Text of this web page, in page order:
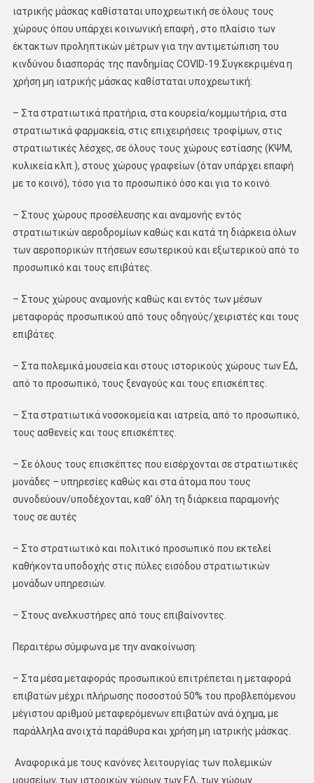
ιατρικής μάσκας καθίσταται υποχρεωτική σε όλους τους
χώρους όπου υπάρχει κοινωνική επαφή , στο πλαίσιο των
έκτακτων προληπτικών μέτρων για την αντιμετώπιση του
κινδύνου διασποράς της πανδημίας COVID-19.Συγκεκριμένα η
χρήση μη ιατρικής μάσκας καθίσταται υποχρεωτική:
– Στα στρατιωτικά πρατήρια, στα κουρεία/κομμωτήρια, στα
στρατιωτικά φαρμακεία, στις επιχειρήσεις τροφίμων, στις
στρατιωτικές λέσχες, σε όλους τους χώρους εστίασης (ΚΨΜ,
κυλικεία κλπ.), στους χώρους γραφείων (όταν υπάρχει επαφή
με το κοινό), τόσο για το προσωπικό όσο και για το κοινό.
– Στους χώρους προσέλευσης και αναμονής εντός
στρατιωτικών αεροδρομίων καθώς και κατά τη διάρκεια όλων
των αεροπορικών πτήσεων εσωτερικού και εξωτερικού από το
προσωπικό και τους επιβάτες.
– Στους χώρους αναμονής καθώς και εντός των μέσων
μεταφοράς προσωπικού από τους οδηγούς/χειριστές και τους
επιβάτες.
– Στα πολεμικά μουσεία και στους ιστορικούς χώρους των ΕΔ,
από το προσωπικό, τους ξεναγούς και τους επισκέπτες.
– Στα στρατιωτικά νοσοκομεία και ιατρεία, από το προσωπικό,
τους ασθενείς και τους επισκέπτες.
– Σε όλους τους επισκέπτες που εισέρχονται σε στρατιωτικές
μονάδες – υπηρεσίες καθώς και στα άτομα που τους
συνοδεύουν/υποδέχονται, καθ’ όλη τη διάρκεια παραμονής
τους σε αυτές
– Στο στρατιωτικό και πολιτικό προσωπικό που εκτελεί
καθήκοντα υποδοχής στις πύλες εισόδου στρατιωτικών
μονάδων υπηρεσιών.
– Στους ανελκυστήρες από τους επιβαίνοντες.
Περαιτέρω σύμφωνα με την ανακοίνωση:
– Στα μέσα μεταφοράς προσωπικού επιτρέπεται η μεταφορά
επιβατών μέχρι πλήρωσης ποσοστού 50% του προβλεπόμενου
μέγιστου αριθμού μεταφερόμενων επιβατών ανά όχημα, με
παράλληλα ανοιχτά παράθυρα και χρήση μη ιατρικής μάσκας.
Αναφορικά με τους κανόνες λειτουργίας των πολεμικών
μουσείων, των ιστορικών χώρων των ΕΔ, των χώρων